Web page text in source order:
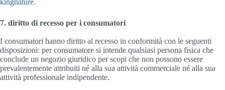
kingnature.
7. diritto di recesso per i consumatori
I consumatori hanno diritto al recesso in conformità con le seguenti
disposizioni: per consumatore si intende qualsiasi persona fisica che
conclude un negozio giuridico per scopi che non possono essere
prevalentemente attribuiti né alla sua attività commerciale né alla sua
attività professionale indipendente.